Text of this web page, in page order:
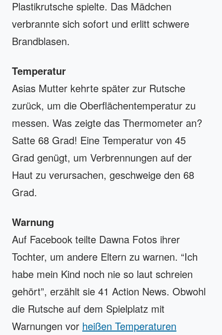
Plastikrutsche spielte. Das Mädchen
verbrannte sich sofort und erlitt schwere
Brandblasen.
Temperatur
Asias Mutter kehrte später zur Rutsche
zurück, um die Oberflächentemperatur zu
messen. Was zeigte das Thermometer an?
Satte 68 Grad! Eine Temperatur von 45
Grad genügt, um Verbrennungen auf der
Haut zu verursachen, geschweige den 68
Grad.
Warnung
Auf Facebook teilte Dawna Fotos ihrer
Tochter, um andere Eltern zu warnen. “Ich
habe mein Kind noch nie so laut schreien
gehört”, erzählt sie 41 Action News. Obwohl
die Rutsche auf dem Spielplatz mit
Warnungen vor heißen Temperaturen